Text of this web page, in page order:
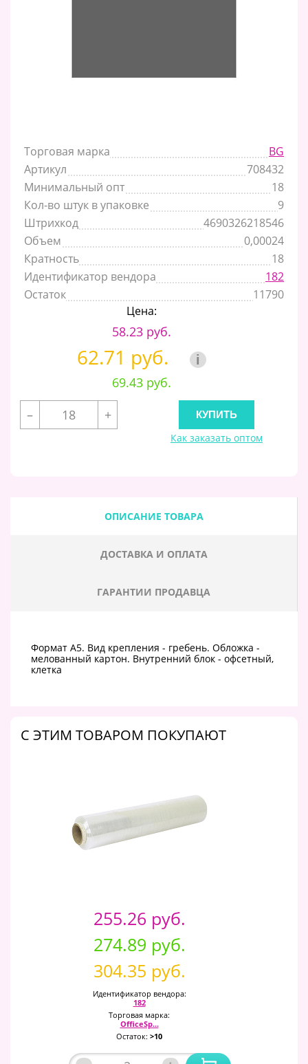
Торговая марка
BG
Артикул
708432
Минимальный опт
18
Кол-во штук в упаковке
9
Штрихкод
4690326218546
Объем
0,00024
Кратность
18
Идентификатор вендора
182
Остаток
11790
Цена:
58.23 руб.
62.71 руб. i
69.43 руб.
–
+
Как заказать оптом
ОПИСАНИЕ ТОВАРА
ДОСТАВКА И ОПЛАТА
ГАРАНТИИ ПРОДАВЦА
Формат А5. Вид крепления - гребень. Обложка -
мелованный картон. Внутренний блок - офсетный,
клетка
C ЭТИМ ТОВАРОМ ПОКУПАЮТ
255.26 руб.
274.89 руб.
304.35 руб.
Идентификатор вендора:
182
Торговая марка:
OfficeSp...
Остаток: >10